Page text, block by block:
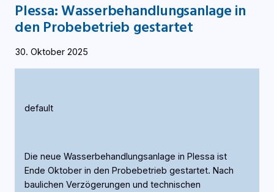
Plessa: Wasserbehandlungsanlage in
den Probebetrieb gestartet
30. Oktober 2025
default
Die neue Wasserbehandlungsanlage in Plessa ist
Ende Oktober in den Probebetrieb gestartet. Nach
baulichen Verzögerungen und technischen